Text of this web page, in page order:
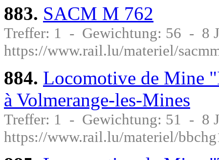
883. SACM M 762
Treffer: 1 - Gewichtung: 56 - 8
https://www.rail.lu/materiel/
884. Locomotive de Mine
à Volmerange-les-Mines
Treffer: 1 - Gewichtung: 51 - 8
https://www.rail.lu/materiel/